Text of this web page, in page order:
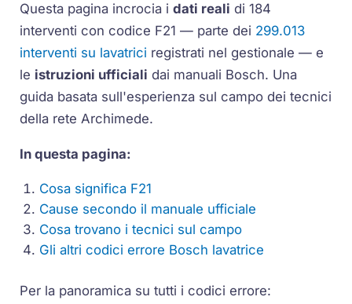
Questa pagina incrocia idati reali di 184
interventi con codice F21 — parte dei 299.013
interventi su lavatrici registrati nel gestionale — e
le istruzioni ufficiali dai manuali Bosch. Una
guida basata sull'esperienza sul campo dei tecnici
della rete Archimede.
In questa pagina:
Cosa significa F21
Cause secondo il manuale ufficiale
Cosa trovano i tecnici sul campo
Gli altri codici errore Bosch lavatrice
Per la panoramica su tutti i codici errore: